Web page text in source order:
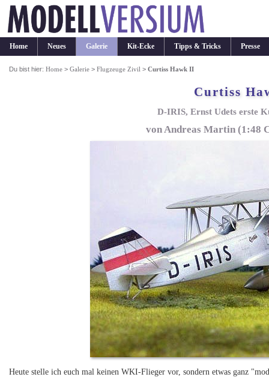
Home Neues Galerie Kit-Ecke Tipps & Tricks Presse
Du bist hier:Home >Galerie >Flugzeuge Zivil >Curtiss Hawk II
Curtiss
D-IRIS, Ernst Udets erste
von Andreas Martin (1:48
Heute stelle ich euch mal keinen WKI-Flieger vor, sondern etwas ganz